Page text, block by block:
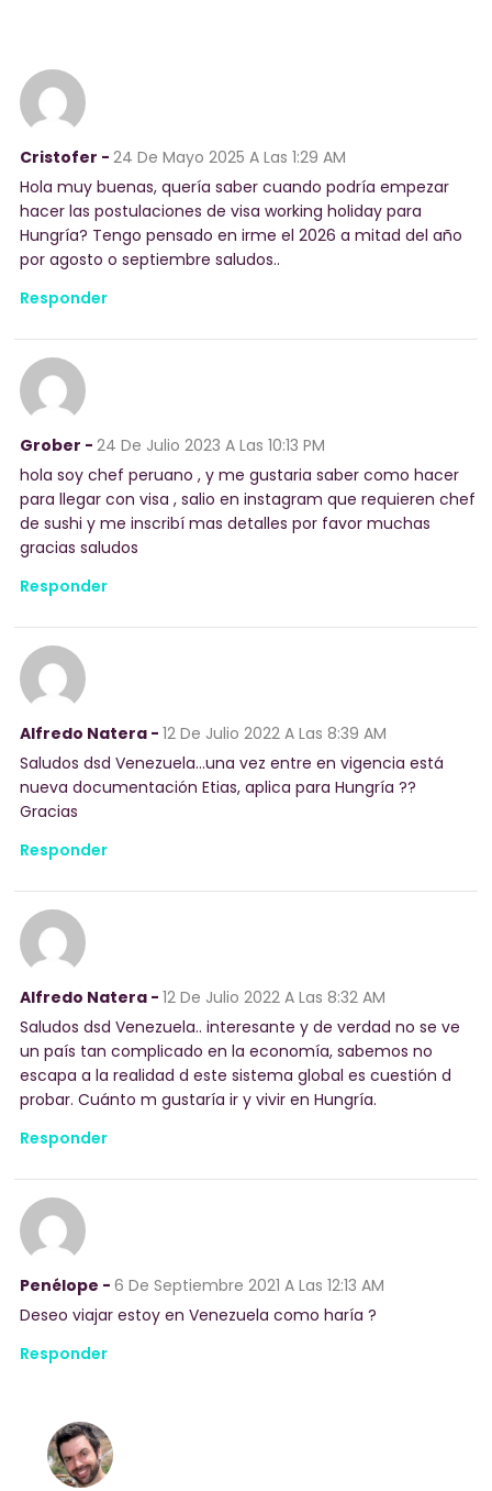
Cristofer - 24 De Mayo 2025 A Las 1:29 AM
Hola muy buenas, quería saber cuando podría empezar
hacer las postulaciones de visa working holiday para
Hungría? Tengo pensado en irme el 2026 a mitad del año
por agosto o septiembre saludos..
Responder
Grober - 24 De Julio 2023 A Las 10:13 PM
hola soy chef peruano , y me gustaria saber como hacer
para llegar con visa , salio en instagram que requieren chef
de sushi y me inscribí mas detalles por favor muchas
gracias saludos
Responder
Alfredo Natera - 12 De Julio 2022 A Las 8:39 AM
Saludos dsd Venezuela…una vez entre en vigencia está
nueva documentación Etias, aplica para Hungría ??
Gracias
Responder
Alfredo Natera - 12 De Julio 2022 A Las 8:32 AM
Saludos dsd Venezuela.. interesante y de verdad no se ve
un país tan complicado en la economía, sabemos no
escapa a la realidad d este sistema global es cuestión d
probar. Cuánto m gustaría ir y vivir en Hungría.
Responder
Penélope - 6 De Septiembre 2021 A Las 12:13 AM
Deseo viajar estoy en Venezuela como haría ?
Responder